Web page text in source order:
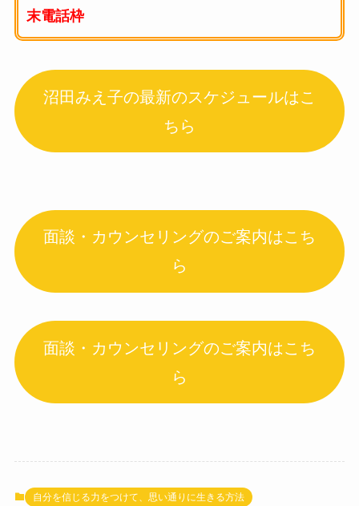
末電話枠
沼田みえ子の最新のスケジュールはこ
ちら
面談・カウンセリングのご案内はこち
ら
面談・カウンセリングのご案内はこち
ら
自分を信じる力をつけて、思い通りに生きる方法